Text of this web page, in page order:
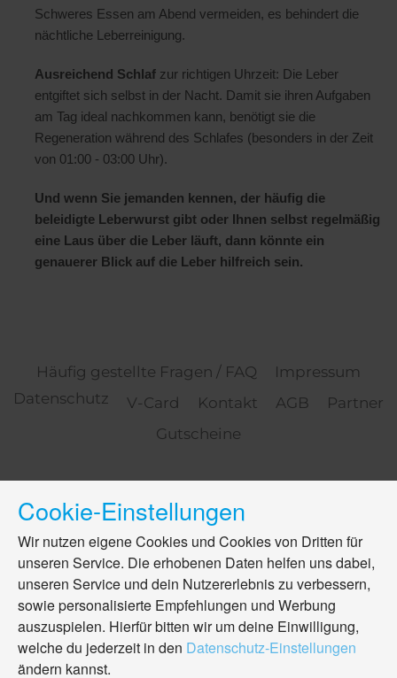
Schweres Essen am Abend vermeiden, es behindert die
nächtliche Leberreinigung.
Ausreichend Schlaf zur richtigen Uhrzeit: Die Leber
entgiftet sich selbst in der Nacht. Damit sie ihren Aufgaben
am Tag ideal nachkommen kann, benötigt sie die
Regeneration während des Schlafes (besonders in der Zeit
von 01:00 - 03:00 Uhr).
Und wenn Sie jemanden kennen, der häufig die
beleidigte Leberwurst gibt oder Ihnen selbst regelmäßig
eine Laus über die Leber läuft, dann könnte ein
genauerer Blick auf die Leber hilfreich sein.
Häufig gestellte Fragen / FAQ
Impressum
Datenschutz
V-Card Kontakt AGB
Partner
Gutscheine
Cookie-Einstellungen
Wir nutzen eigene Cookies und Cookies von Dritten für
unseren Service. Die erhobenen Daten helfen uns dabei,
unseren Service und dein Nutzererlebnis zu verbessern,
sowie personalisierte Empfehlungen und Werbung
auszuspielen. Hierfür bitten wir um deine Einwilligung,
welche du jederzeit in den Datenschutz-Einstellungen
ändern kannst.